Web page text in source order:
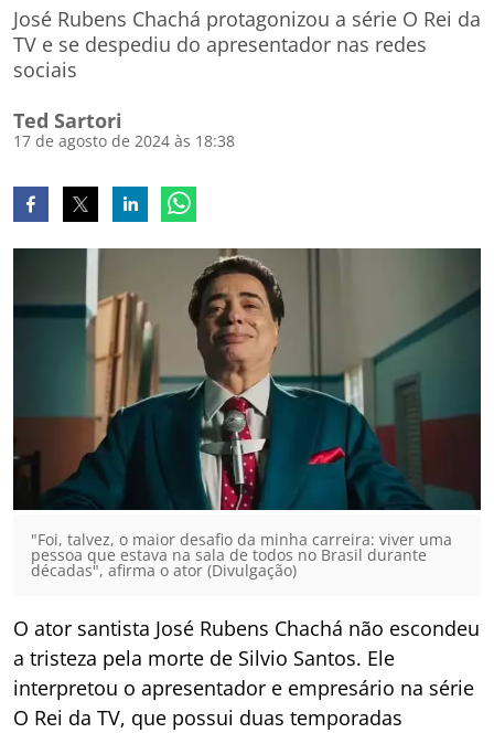
José Rubens Chachá protagonizou a série O Rei da
TV e se despediu do apresentador nas redes
sociais
Ted Sartori
17 de agosto de 2024 às 18:38
"Foi, talvez, o maior desafio da minha carreira: viver uma
pessoa que estava na sala de todos no Brasil durante
décadas", afirma o ator (Divulgação)
O ator santista José Rubens Chachá não escondeu
a tristeza pela morte de Silvio Santos. Ele
interpretou o apresentador e empresário na série
O Rei da TV, que possui duas temporadas